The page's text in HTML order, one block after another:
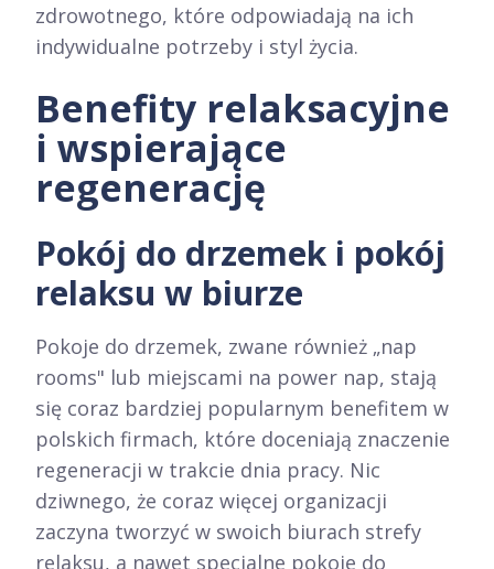
zdrowotnego, które odpowiadają na ich
indywidualne potrzeby i styl życia.​
Benefity relaksacyjne
i wspierające
regenerację
Pokój do drzemek i pokój
relaksu w biurze
Pokoje do drzemek, zwane również „nap
rooms" lub miejscami na power nap, stają
się coraz bardziej popularnym benefitem w
polskich firmach, które doceniają znaczenie
regeneracji w trakcie dnia pracy. Nic
dziwnego, że coraz więcej organizacji
zaczyna tworzyć w swoich biurach strefy
relaksu, a nawet specjalne pokoje do